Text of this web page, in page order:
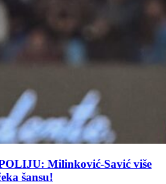
Milinković-Savić više
šansu!